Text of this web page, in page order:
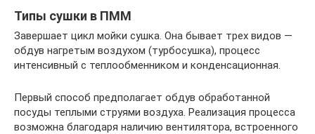
Типы сушки в ПММ
Завершает цикл мойки сушка. Она бывает трех видов —
обдув нагретым воздухом (турбосушка), процесс
интенсивный с теплообменником и конденсационная.
Первый способ предполагает обдув обработанной
посуды теплыми струями воздуха. Реализация процесса
возможна благодаря наличию вентилятора, встроенного